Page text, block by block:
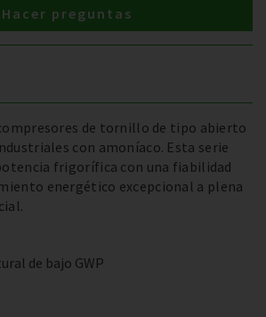
compresores de tornillo de tipo abierto
con amoníaco. Esta serie
frigorífica con una fiabilidad
energético excepcional a plena
de bajo GWP
Hacer preguntas